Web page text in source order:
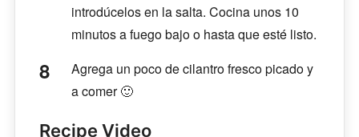
introdúcelos en la salta. Cocina unos 10
minutos a fuego bajo o hasta que esté listo.
Agrega un poco de cilantro fresco picado y
a comer 🙂
Recipe Video